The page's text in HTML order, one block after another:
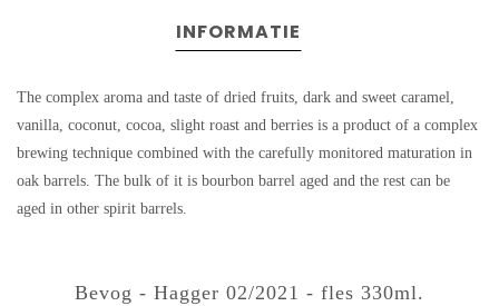
INFORMATIE
The complex aroma and taste of dried fruits, dark and sweet caramel,
vanilla, coconut, cocoa, slight roast and berries is a product of a complex
brewing technique combined with the carefully monitored maturation in
oak barrels. The bulk of it is bourbon barrel aged and the rest can be
aged in other spirit barrels.
Bevog - Hagger 02/2021 - fles 330ml.